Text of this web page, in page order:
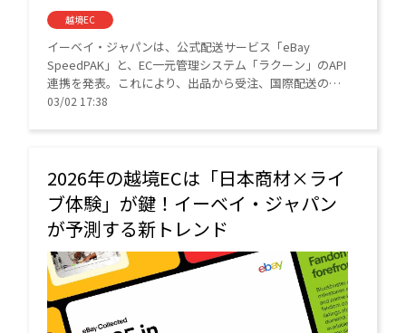
越境EC
イーベイ・ジャパンは、公式配送サービス「eBay
SpeedPAK」と、EC一元管理システム「ラクーン」のAPI
連携を発表。これにより、出品から受注、国際配送の手
配までを単一のツールで完結。複数ツール併用の手間を
03/02 17:38
2026年の越境ECは「日本商材×ライ
ブ体験」が鍵！イーベイ・ジャパン
が予測する新トレンド